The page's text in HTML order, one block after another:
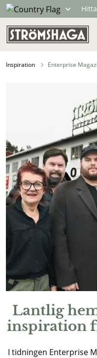
Inspiration Enterprise
Lantlig
inspiration
I tidningen Enterprise